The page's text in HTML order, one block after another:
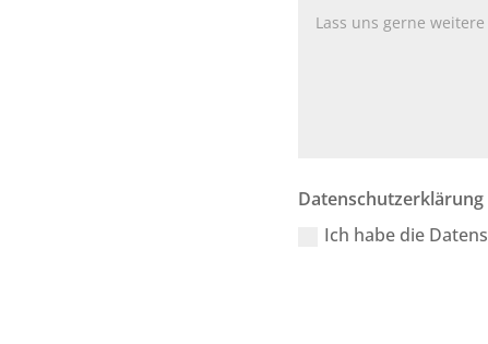
Datenschutzerklärung
Ich habe die